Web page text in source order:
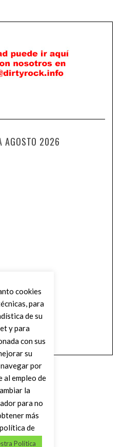
AGOSTO 2026
cookies
para
de su
y para
con sus
su
por
al empleo de
la
para no
más
de
Política